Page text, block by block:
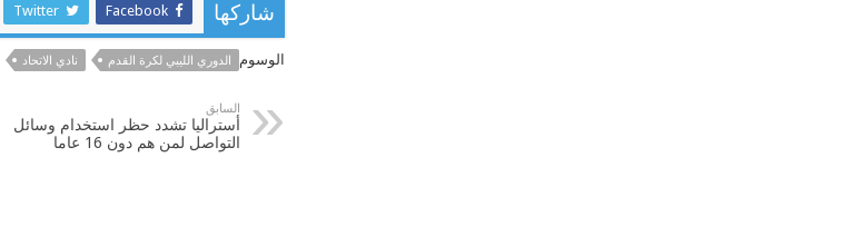
شاركها Facebook
Twitter
الوسوم الدوري الليبي لكرة القدم نادي الاتحاد
السابق
أستراليا تشدد حظر استخدام وسائل
التواصل لمن هم دون 16 عاما